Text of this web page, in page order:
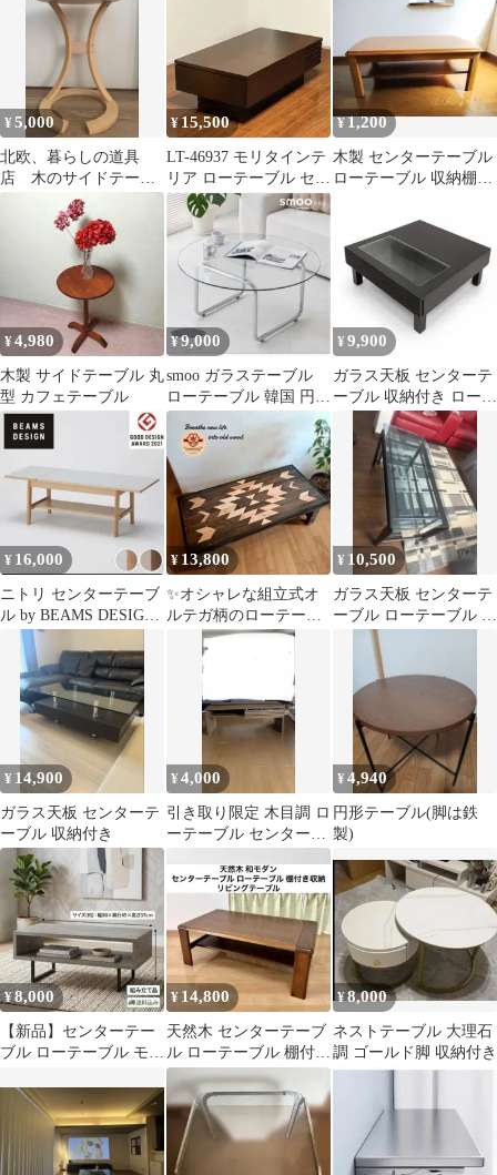
¥5,000
北欧、暮らしの道具
店 木のサイドテーブ
ル ナチュラル
¥15,500
LT-46937 モリタインテ
リア ローテーブル セン
ターテーブル
¥1,200
木製 センターテーブル
ローテーブル 収納棚付
¥4,980
木製 サイドテーブル 丸
型 カフェテーブル
¥9,000
smoo ガラステーブル
ローテーブル 韓国 円形
80cm
¥ 9,900
ガラス天板 センターテ
ーブル 収納付き ローテ
ーブル ブラック モダ
ン リビング
¥ 16,000
ニトリ センターテーブ
ル by BEAMS DESIGN
ローテーブル
¥ 13,800
✨オシャレな組立式オ
ルテガ柄のローテーブ
¥ 10,500
ガラス天板 センターテ
ーブル ローテーブル ブ
ラック
¥ 14,900
ガラス天板 センターテ
ーブル 収納付き
¥4,000
引き取り限定 木目調 ロ
ーテーブル センターテ
ーブル 収納付き コーヒ
ーテーブル
¥4,940
円形テーブル(脚は鉄
製)
¥8,000
【新品】センターテー
ブル ローテーブル モダ
90cm
¥ 14,800
天然木 センターテーブ
ル ローテーブル 棚付き
収納 リビングテーブル
和モダン
¥8,000
ネストテーブル 大理石
調 ゴールド脚 収納付き